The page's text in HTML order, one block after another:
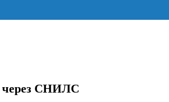
через СНИЛС